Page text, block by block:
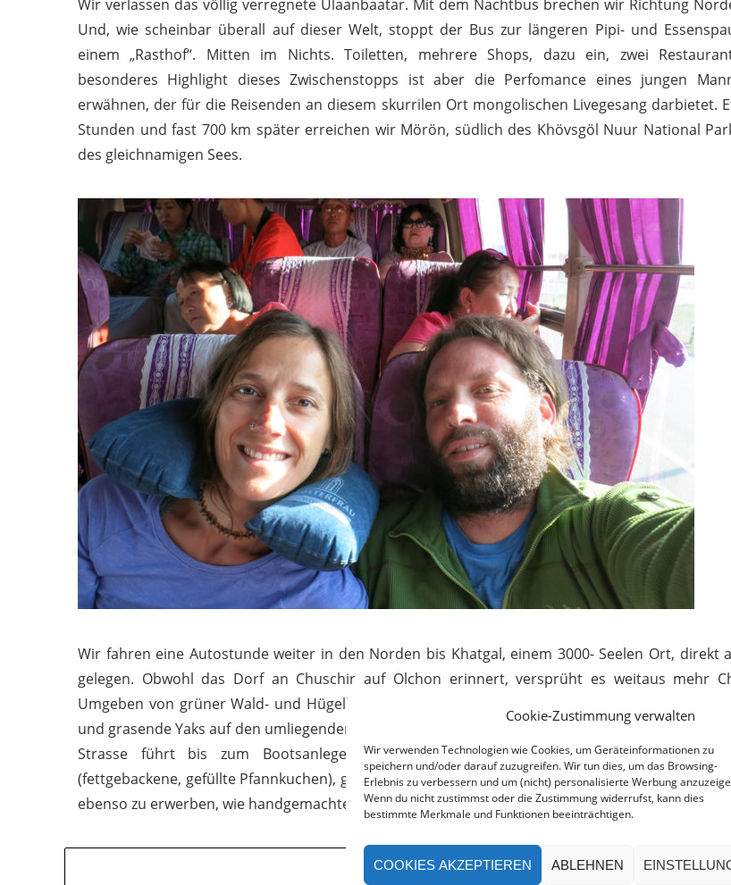
Cookie-Zustimmung verwalten
Wir verwenden Technologien wie Cookies, um Geräteinformationen zu
speichern und/oder darauf zuzugreifen. Wir tun dies, um das Browsing-
Erlebnis zu verbessern und um (nicht) personalisierte Werbung
Wenn du nicht zustimmst oder die Zustimmung widerrufst, kann dies
bestimmte Merkmale und Funktionen beeinträchtigen.
COOKIES AKZEPTIEREN ABLEHNEN
Wir verlassen das völlig verregnete Ulaanbaatar. Mit dem Nachtbus brechen wir Richtung
Und, wie scheinbar überall auf dieser Welt, stoppt der Bus zur längeren Pipi- und
einem „Rasthof“. Mitten im Nichts. Toiletten, mehrere Shops, dazu ein, zwei
besonderes Highlight dieses Zwischenstopps ist aber die Perfomance eines jungen
erwähnen, der für die Reisenden an diesem skurrilen Ort mongolischen Livegesang darbietet.
Stunden und fast 700 km später erreichen wir Mörön, südlich des Khövsgöl Nuur National
des gleichnamigen Sees.
Wir fahren eine Autostunde weiter in den Norden bis Khatgal, einem 3000- Seelen Ort, direkt
gelegen. Obwohl das Dorf an Chuschir auf Olchon erinnert, versprüht es weitaus mehr
Umgeben von grüner Wald- und Hügellandschaft, im Hintergrund hohe Berge am Westufer des
und grasende Yaks auf den umliegenden Feldern strahlt Khatgal Ruhe und Gelassenheit aus. Eine
Strasse führt bis zum Bootsanleger, wo täglich ein kleiner Markt stattfindet.
(fettgebackene, gefüllte Pfannkuchen), geräucherter Fisch, Blaubeeren und Yakmilchprodukte
ebenso zu erwerben, wie handgemachter Schmuck und Souvenirs.